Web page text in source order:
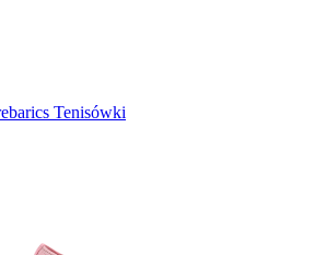
Tenisówki